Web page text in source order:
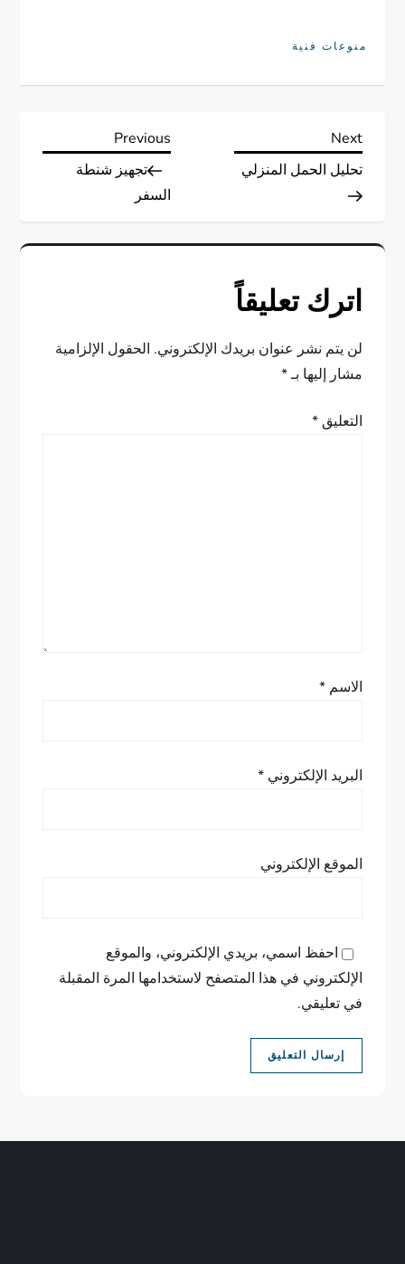
منوعات فنية
ت
ص
ا
ل
Previous
Post
Previous
تجهيز شنطة
السفر
Next
Post
Next
تحليل الحمل المنزلي
اترك تعليقاً
لن يتم نشر عنوان بريدك الإلكتروني. الحقول الإلزامية
مشار إليها بـ*
التعليق*
الاسم*
البريد الإلكتروني*
الموقع الإلكتروني
احفظ اسمي، بريدي الإلكتروني، والموقع
الإلكتروني في هذا المتصفح لاستخدامها المرة المقبلة
في تعليقي.